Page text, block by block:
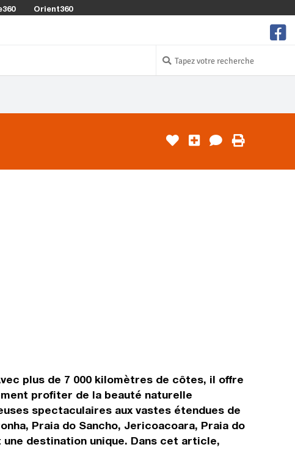
Orient360
plus de 7 000 kilomètres de côtes, il offre
profiter de la beauté naturelle
spectaculaires aux vastes étendues de
Praia do Sancho, Jericoacoara, Praia do
destination unique. Dans cet article,